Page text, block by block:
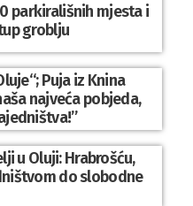
parkirališnih mjesta i
groblju
Puja iz Knina
najveća pobjeda,
u Oluji: Hrabrošću,
do slobodne